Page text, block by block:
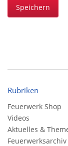
Speichern
Rubriken
Feuerwerk Shop
Videos
Aktuelles &
Feuerwerksarchiv